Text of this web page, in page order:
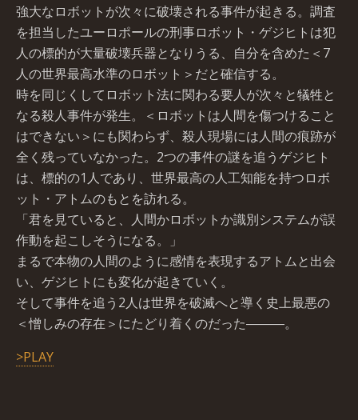
強大なロボットが次々に破壊される事件が起きる。調査
を担当したユーロポールの刑事ロボット・ゲジヒトは犯
人の標的が大量破壊兵器となりうる、自分を含めた＜7
人の世界最高水準のロボット＞だと確信する。
時を同じくしてロボット法に関わる要人が次々と犠牲と
なる殺人事件が発生。＜ロボットは人間を傷つけること
はできない＞にも関わらず、殺人現場には人間の痕跡が
全く残っていなかった。2つの事件の謎を追うゲジヒト
は、標的の1人であり、世界最高の人工知能を持つロボ
ット・アトムのもとを訪れる。
「君を見ていると、人間かロボットか識別システムが誤
作動を起こしそうになる。」
まるで本物の人間のように感情を表現するアトムと出会
い、ゲジヒトにも変化が起きていく。
そして事件を追う2人は世界を破滅へと導く史上最悪の
＜憎しみの存在＞にたどり着くのだった―――。
>PLAY